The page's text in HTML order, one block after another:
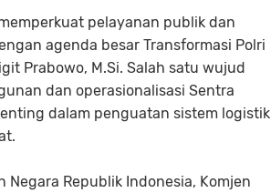
pelayanan publik dan
agenda besar Transformasi Polri
Prabowo, M.Si. Salah satu wujud
dan operasionalisasi Sentra
dalam penguatan sistem logistik
Republik Indonesia, Komjen